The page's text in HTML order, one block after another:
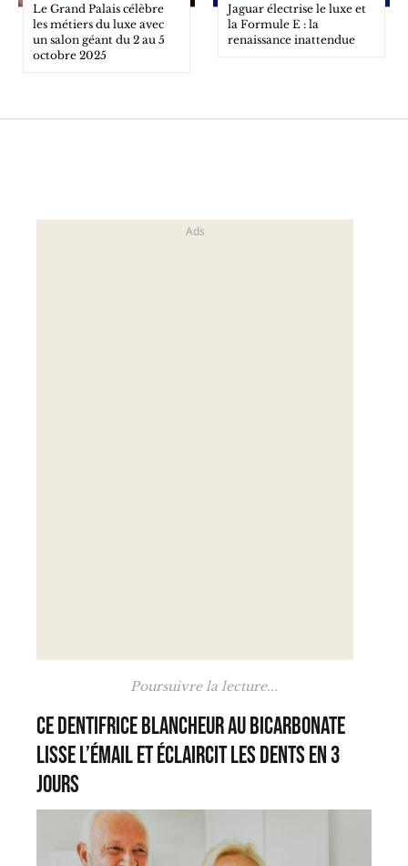
Le Grand Palais célèbre
les métiers du luxe avec
un salon géant du 2 au 5
octobre 2025
Jaguar électrise le luxe et
la Formule E : la
renaissance inattendue
Poursuivre la lecture...
Ce dentifrice blancheur au bicarbonate
lisse l’émail et éclaircit les dents en 3
jours